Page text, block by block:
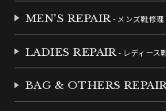
MEN'S REPAIR- メンズ靴修理
LADIES REPAIR - レディース
BAG & OTHERS